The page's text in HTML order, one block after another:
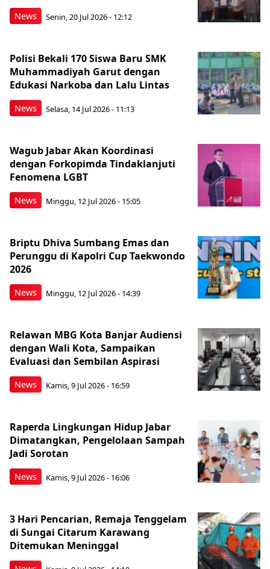
News Senin, 20 Jul 2026 - 12:12
News
Polisi Bekali 170 Siswa Baru SMK
Muhammadiyah Garut dengan
Edukasi Narkoba dan Lalu Lintas
Selasa, 14 Jul 2026 - 11:13
News
Wagub Jabar Akan Koordinasi
dengan Forkopimda Tindaklanjuti
Fenomena LGBT
Minggu, 12 Jul 2026 - 15:05
News
Briptu Dhiva Sumbang Emas dan
Perunggu di Kapolri Cup Taekwondo
2026
Minggu, 12 Jul 2026 - 14:39
News
Relawan MBG Kota Banjar Audiensi
dengan Wali Kota, Sampaikan
Evaluasi dan Sembilan Aspirasi
Kamis, 9 Jul 2026 - 16:59
News
Raperda Lingkungan Hidup Jabar
Dimatangkan, Pengelolaan Sampah
Jadi Sorotan
Kamis, 9 Jul 2026 - 16:06
3 Hari Pencarian, Remaja Tenggelam
di Sungai Citarum Karawang
Ditemukan Meninggal